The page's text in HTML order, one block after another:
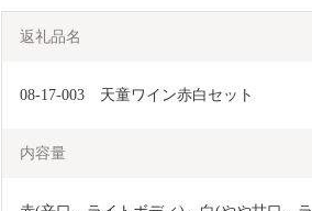
返礼品名
08-17-003　天童ワイン赤白セット
内容量